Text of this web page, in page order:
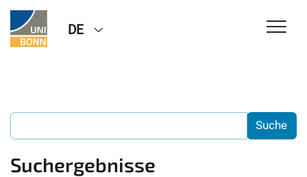
DE
Suchergebnisse